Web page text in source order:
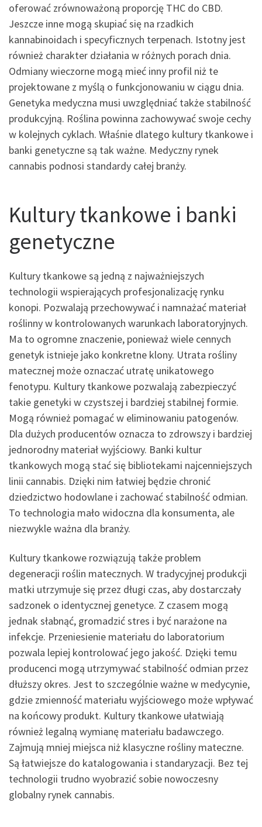
oferować zrównoważoną proporcję THC do CBD.
Jeszcze inne mogą skupiać się na rzadkich
kannabinoidach i specyficznych terpenach. Istotny jest
również charakter działania w różnych porach dnia.
Odmiany wieczorne mogą mieć inny profil niż te
projektowane z myślą o funkcjonowaniu w ciągu dnia.
Genetyka medyczna musi uwzględniać także stabilność
produkcyjną. Roślina powinna zachowywać swoje cechy
w kolejnych cyklach. Właśnie dlatego kultury tkankowe i
banki genetyczne są tak ważne. Medyczny rynek
cannabis podnosi standardy całej branży.
Kultury tkankowe i banki
genetyczne
Kultury tkankowe są jedną z najważniejszych
technologii wspierających profesjonalizację rynku
konopi. Pozwalają przechowywać i namnażać materiał
roślinny w kontrolowanych warunkach laboratoryjnych.
Ma to ogromne znaczenie, ponieważ wiele cennych
genetyk istnieje jako konkretne klony. Utrata rośliny
matecznej może oznaczać utratę unikatowego
fenotypu. Kultury tkankowe pozwalają zabezpieczyć
takie genetyki w czystszej i bardziej stabilnej formie.
Mogą również pomagać w eliminowaniu patogenów.
Dla dużych producentów oznacza to zdrowszy i bardziej
jednorodny materiał wyjściowy. Banki kultur
tkankowych mogą stać się bibliotekami najcenniejszych
linii cannabis. Dzięki nim łatwiej będzie chronić
dziedzictwo hodowlane i zachować stabilność odmian.
To technologia mało widoczna dla konsumenta, ale
niezwykle ważna dla branży.
Kultury tkankowe rozwiązują także problem
degeneracji roślin matecznych. W tradycyjnej produkcji
matki utrzymuje się przez długi czas, aby dostarczały
sadzonek o identycznej genetyce. Z czasem mogą
jednak słabnąć, gromadzić stres i być narażone na
infekcje. Przeniesienie materiału do laboratorium
pozwala lepiej kontrolować jego jakość. Dzięki temu
producenci mogą utrzymywać stabilność odmian przez
dłuższy okres. Jest to szczególnie ważne w medycynie,
gdzie zmienność materiału wyjściowego może wpływać
na końcowy produkt. Kultury tkankowe ułatwiają
również legalną wymianę materiału badawczego.
Zajmują mniej miejsca niż klasyczne rośliny mateczne.
Są łatwiejsze do katalogowania i standaryzacji. Bez tej
technologii trudno wyobrazić sobie nowoczesny
globalny rynek cannabis.